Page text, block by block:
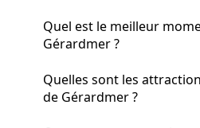
Quel est le meilleur
Gérardmer ?
Quelles sont les
de Gérardmer ?